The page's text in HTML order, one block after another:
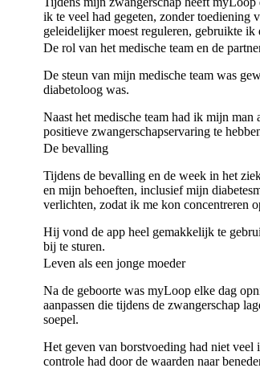
ik te veel had gegeten, zonder
geleidelijker moest reguleren, gebruikte
De rol van het medische team en de
De steun van mijn medische team was
diabetoloog was.
Naast het medische team had ik mijn
positieve zwangerschapservaring te
De bevalling
Tijdens de bevalling en de week in het
en mijn behoeften, inclusief mijn
verlichten, zodat ik me kon concentreren
Hij vond de app heel gemakkelijk te
bij te sturen.
Leven als een jonge moeder
Na de geboorte was myLoop elke dag
aanpassen die tijdens de zwangerschap
soepel.
Het geven van borstvoeding had niet
controle had door de waarden naar